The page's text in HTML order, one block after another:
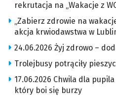
rekrutacja na „Wakacje z
„Zabierz zdrowie na
akcja krwiodawstwa w
24.06.2026 Żyj zdrowo –
Trolejbusy potrąciły
17.06.2026 Chwila dla
który boi się burzy